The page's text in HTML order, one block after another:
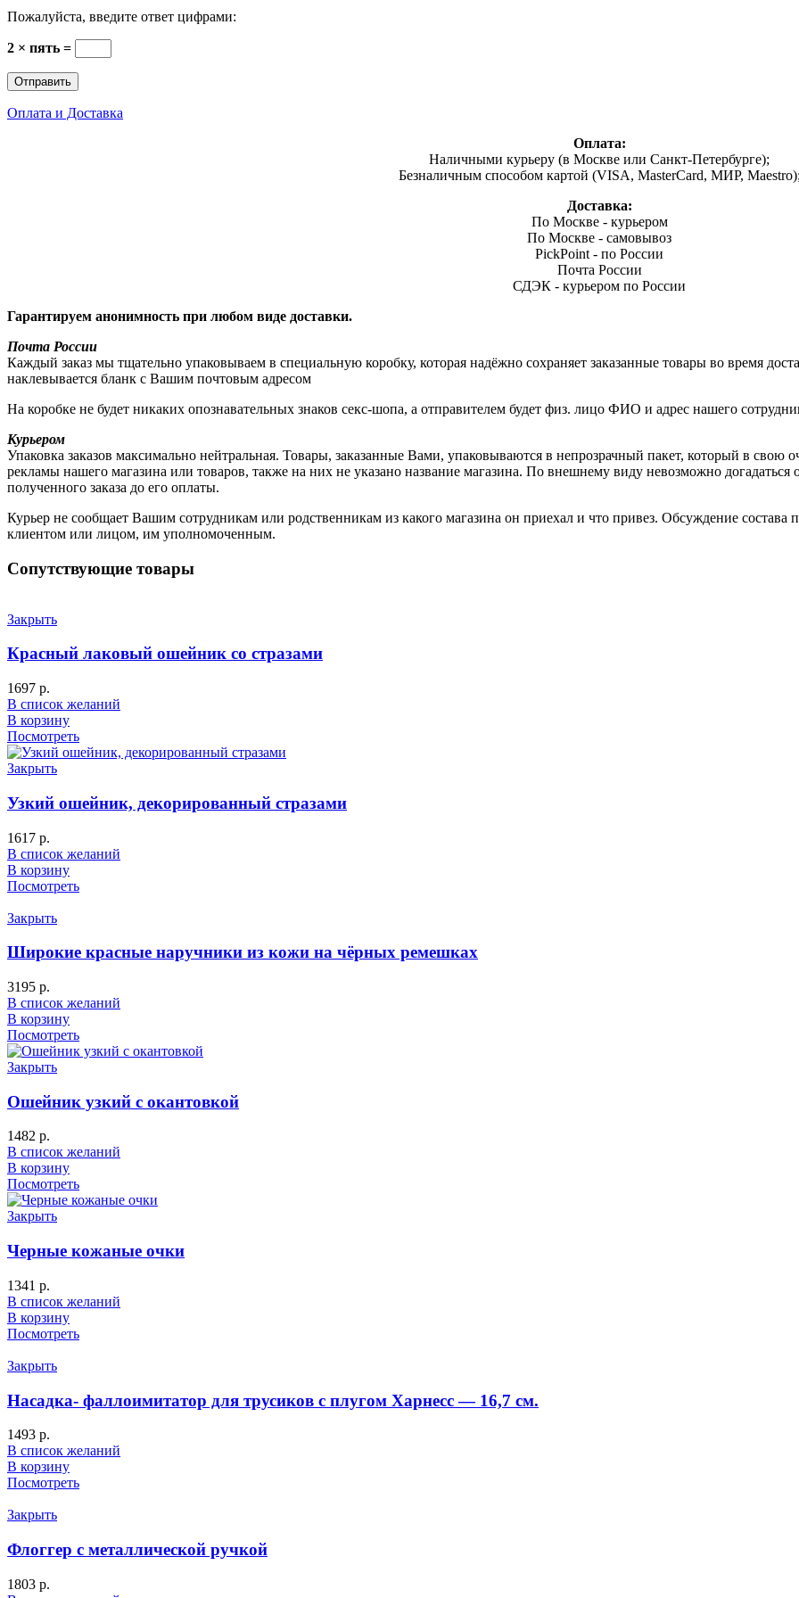
Пожалуйста, введите ответ цифрами:
2 × пять =
Оплата и Доставка
Оплата:
Наличными курьеру (в Москве или Санкт-Петербурге);
Безналичным способом картой (VISA, MasterCard, МИР,
Доставка:
По Москве - курьером
По Москве - самовывоз
PickPoint - по России
Почта России
СДЭК - курьером по России
Гарантируем анонимность при любом виде доставки.
Почта России
Каждый заказ мы тщательно упаковываем в специальную коробку, которая надёжно сохраняет заказанные товары во время
наклевывается бланк с Вашим почтовым адресом
На коробке не будет никаких опознавательных знаков секс-шопа, а отправителем будет физ. лицо ФИО и адрес нашего
Курьером
Упаковка заказов максимально нейтральная. Товары, заказанные Вами, упаковываются в непрозрачный пакет, который в свою
рекламы нашего магазина или товаров, также на них не указано название магазина. По внешнему виду невозможно
полученного заказа до его оплаты.
Курьер не сообщает Вашим сотрудникам или родственникам из какого магазина он приехал и что привез. Обсуждение состава
клиентом или лицом, им уполномоченным.
Сопутствующие товары
Закрыть
Красный лаковый ошейник со стразами
1697 р.
В список желаний
В корзину
Посмотреть
Закрыть
Узкий ошейник, декорированный стразами
1617 р.
В список желаний
В корзину
Посмотреть
Закрыть
Широкие красные наручники из кожи на чёрных ремешках
3195 р.
В список желаний
В корзину
Посмотреть
Закрыть
Ошейник узкий с окантовкой
1482 р.
В список желаний
В корзину
Посмотреть
Закрыть
Черные кожаные очки
1341 р.
В список желаний
В корзину
Посмотреть
Закрыть
Насадка- фаллоимитатор для трусиков с плугом Харнесс — 16,7 см.
1493 р.
В список желаний
В корзину
Посмотреть
Закрыть
Флоггер с металлической ручкой
1803 р.